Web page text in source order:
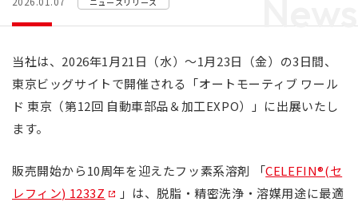
News
当社は、2026年1月21日（水）～1月23日（金）の3日間、
東京ビッグサイトで開催される「オートモーティブ ワール
ド 東京（第12回 自動車部品＆加工EXPO）」に出展いたし
ます。
販売開始から10周年を迎えたフッ素系溶剤 「CELEFIN®(セ
レフィン) 1233Z
」は、脱脂・精密洗浄・溶媒用途に最適